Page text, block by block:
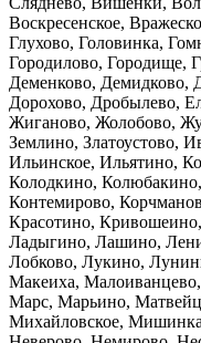
Воскресенское,
Глухово, Головинка,
Городилово, Городище,
Деменково, Демидково,
Дорохово, Дробылево,
Жиганово, Жолобово,
Землино, Златоустово,
Ильинское, Ильятино,
Колодкино,
Контемирово,
Красотино,
Ладыгино, Лашино,
Лобково, Лукино,
Макеиха,
Марс, Марьино,
Михайловское,